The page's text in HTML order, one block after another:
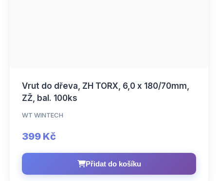
Vrut do dřeva, ZH TORX, 6,0 x 180/70mm,
ZŽ, bal. 100ks
WT WINTECH
399 Kč
Přidat do košíku